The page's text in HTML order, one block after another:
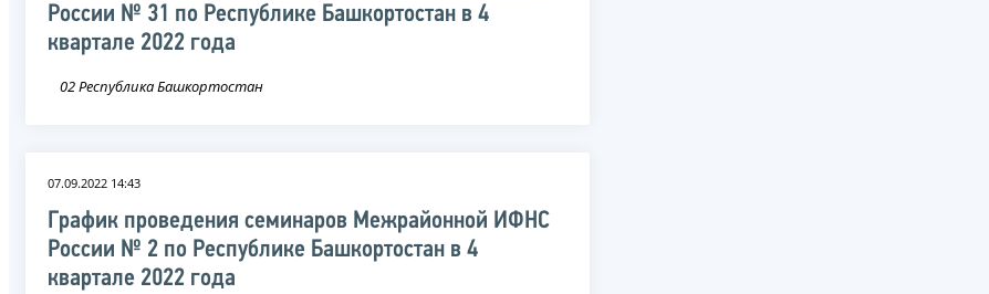
России № 31 по Республике Башкортостан в 4
квартале 2022 года
02 Республика Башкортостан
07.09.2022 14:43
График проведения семинаров Межрайонной ИФНС
России № 2 по Республике Башкортостан в 4
квартале 2022 года